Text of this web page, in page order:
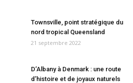
Townsville, point stratégique du
nord tropical Queensland
21 septembre 2022
D’Albany à Denmark : une route
d’histoire et de joyaux naturels